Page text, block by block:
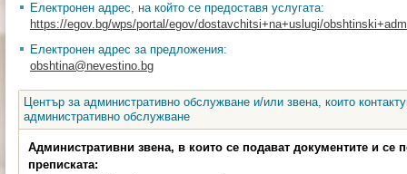
Електронен адрес, на който се предоставя услугата:
https://egov.bg/wps/portal/egov/dostavchitsi+na+uslugi/
Електронен адрес за предложения:
obshtina@nevestino.bg
Център за административно обслужване и/или звена, които
административно обслужване
Административни звена, в които се подават документите и се
преписката: